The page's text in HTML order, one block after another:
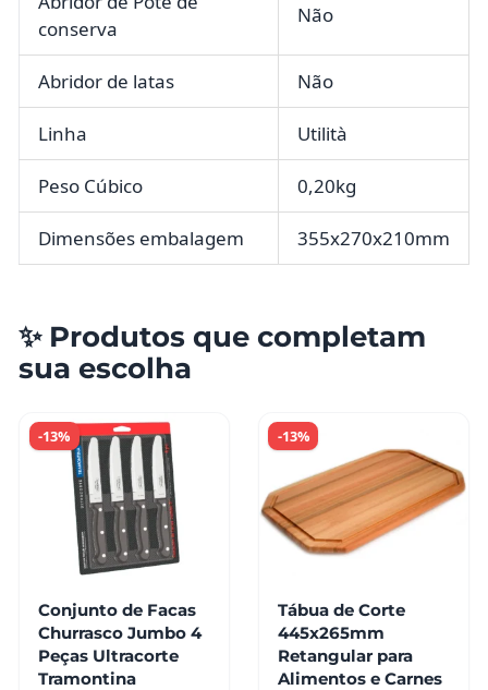
conserva
Não
Abridor de latas Não
Linha Utilità
Peso Cúbico 0,20kg
Dimensões embalagem 355x270x210mm
✨ Produtos que completam
sua escolha
-13%
Conjunto de Facas
Churrasco Jumbo 4
Peças Ultracorte
Tramontina
-13%
Tábua de Corte
445x265mm
Retangular para
Alimentos e Carnes